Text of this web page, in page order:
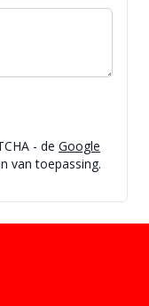
- de Google
van toepassing.